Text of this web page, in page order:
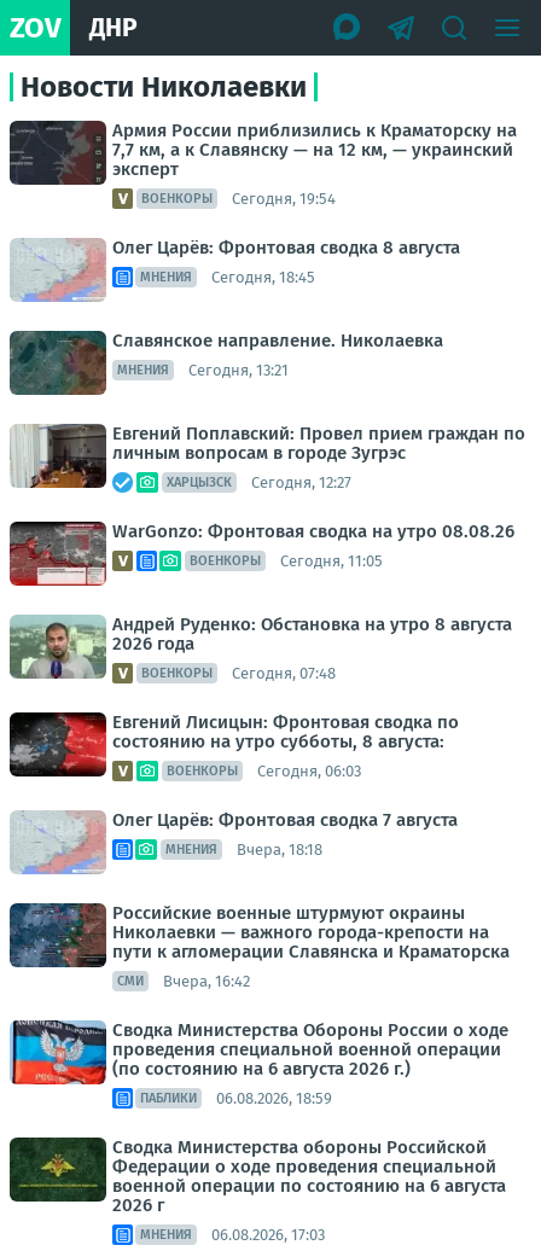
ZOV ДНР
Новости Николаевки
Армия России приблизились к Краматорску на
7,7 км, а к Славянску — на 12 км, — украинский
эксперт
ВОЕНКОРЫ Сегодня, 19:54
Олег Царёв: Фронтовая сводка 8 августа
МНЕНИЯ Сегодня, 18:45
Славянское направление. Николаевка
МНЕНИЯ Сегодня, 13:21
Евгений Поплавский: Провел прием граждан по
личным вопросам в городе Зугрэс
ХАРЦЫЗСК Сегодня, 12:27
WarGonzo: Фронтовая сводка на утро 08.08.26
ВОЕНКОРЫ Сегодня, 11:05
Андрей Руденко: Обстановка на утро 8 августа
2026 года
ВОЕНКОРЫ Сегодня, 07:48
Евгений Лисицын: Фронтовая сводка по
состоянию на утро субботы, 8 августа:
ВОЕНКОРЫ Сегодня, 06:03
Олег Царёв: Фронтовая сводка 7 августа
МНЕНИЯ Вчера, 18:18
Российские военные штурмуют окраины
Николаевки — важного города-крепости на
пути к агломерации Славянска и Краматорска
СМИ Вчера, 16:42
Сводка Министерства Обороны России о ходе
проведения специальной военной операции
(по состоянию на 6 августа 2026 г.)
ПАБЛИКИ 06.08.2026, 18:59
Сводка Министерства обороны Российской
Федерации о ходе проведения специальной
военной операции по состоянию на 6 августа
2026 г
МНЕНИЯ 06.08.2026, 17:03